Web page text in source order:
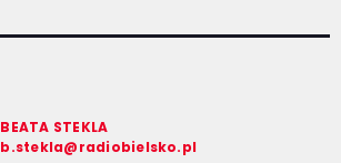
BEATA STEKLA
b.stekla@radiobielsko.pl